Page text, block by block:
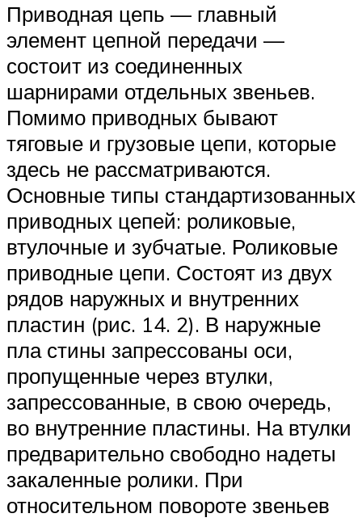
Приводная цепь — главный
элемент цепной передачи —
состоит из соединенных
шарнирами отдельных звеньев.
Помимо приводных бывают
тяговые и грузовые цепи, которые
здесь не рассматриваются.
Основные типы стандартизованных
приводных цепей: роликовые,
втулочные и зубчатые. Роликовые
приводные цепи. Состоят из двух
рядов наружных и внутренних
пластин (рис. 14. 2). В наружные
пла стины запрессованы оси,
пропущенные через втулки,
запрессованные, в свою очередь,
во внутренние пластины. На втулки
предварительно свободно надеты
закаленные ролики. При
относительном повороте звеньев